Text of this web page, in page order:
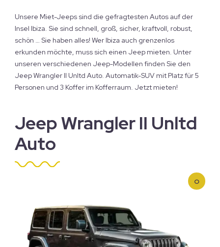
Unsere Miet-Jeeps sind die gefragtesten Autos auf der
Insel Ibiza. Sie sind schnell, groß, sicher, kraftvoll, robust,
schön … Sie haben alles! Wer Ibiza auch grenzenlos
erkunden möchte, muss sich einen Jeep mieten. Unter
unseren verschiedenen Jeep-Modellen finden Sie den
Jeep Wrangler II Unltd Auto. Automatik-SUV mit Platz für 5
Personen und 3 Koffer im Kofferraum. Jetzt mieten!
Jeep Wrangler II Unltd
Auto
O